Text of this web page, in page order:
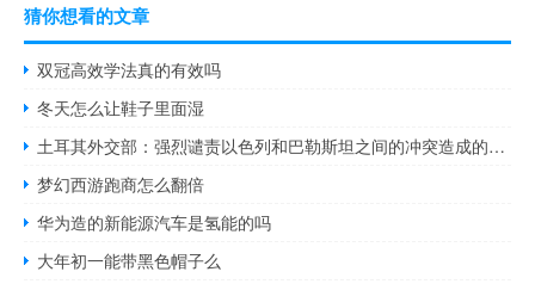
猜你想看的文章
双冠高效学法真的有效吗
冬天怎么让鞋子里面湿
土耳其外交部：强烈谴责以色列和巴勒斯坦之间的冲突造成的平民伤亡
梦幻西游跑商怎么翻倍
华为造的新能源汽车是氢能的吗
大年初一能带黑色帽子么